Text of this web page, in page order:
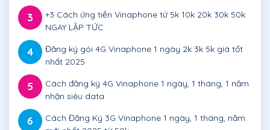
3
+3 Cách ứng tiền Vinaphone từ 5k 10k 20k 30k 50k
NGAY LẬP TỨC
4
Đăng ký gói 4G Vinaphone 1 ngày 2k 3k 5k giá tốt
nhất 2025
5
Cách đăng ký 4G Vinaphone 1 ngày, 1 tháng, 1 năm
nhận siêu data
6
Cách Đăng Ký 3G Vinaphone 1 ngày, 1 tháng, năm